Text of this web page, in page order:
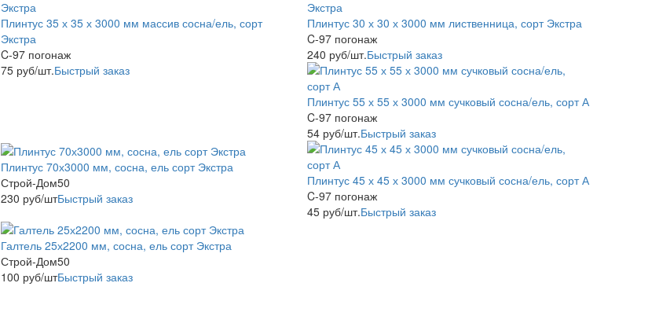
Плинтус 35 х 35 х 3000 мм массив сосна/ель, сорт
Экстра
C-97 погонаж
75 руб/шт.Быстрый заказ
Плинтус 30 х 30 х 3000 мм лиственница, сорт Экстра
C-97 погонаж
240 руб/шт.Быстрый заказ
Плинтус 55 х 55 х 3000 мм сучковый сосна/ель, сорт А
C-97 погонаж
54 руб/шт.Быстрый заказ
Плинтус 70х3000 мм, сосна, ель сорт Экстра
Строй-Дом50
230 руб/штБыстрый заказ
Плинтус 45 х 45 х 3000 мм сучковый сосна/ель, сорт А
C-97 погонаж
45 руб/шт.Быстрый заказ
Галтель 25х2200 мм, сосна, ель сорт Экстра
Строй-Дом50
100 руб/штБыстрый заказ